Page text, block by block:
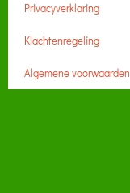
Privacyverklaring
Klachtenregeling
Algemene voorwaarden